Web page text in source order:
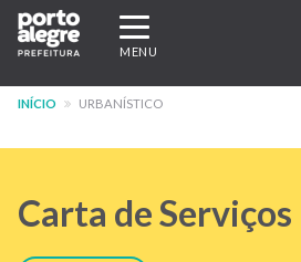
Pular
para
conteúdo
Expandir/recolher
navegação
MENU
INÍCIO URBANÍSTICO
Carta de Serviços